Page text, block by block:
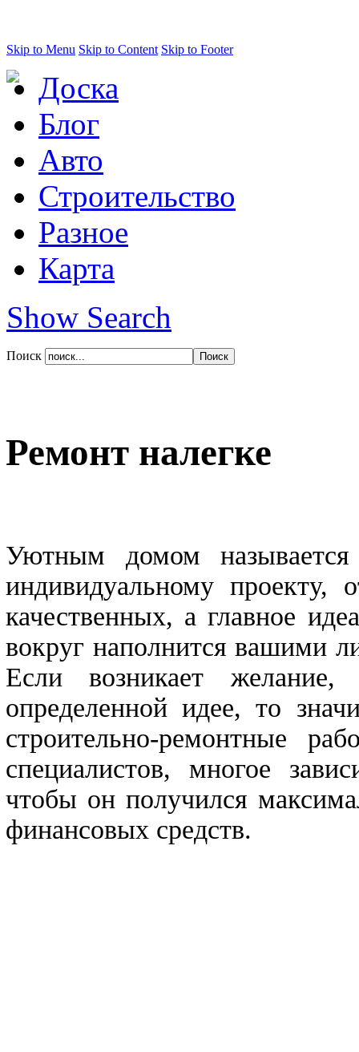
Skip to Menu Skip to Content Skip to Footer
Доска
Блог
Авто
Строительство
Разное
Карта
Show Search
Поиск
Ремонт налегке
Уютным домом
индивидуальному проекту,
качественных, а главное
вокруг наполнится вашими
Если возникает желание,
определенной идее, то
строительно-ремонтные
специалистов, многое
чтобы он получился
финансовых средств.